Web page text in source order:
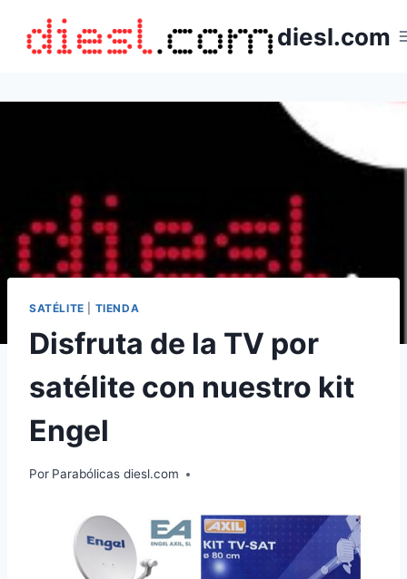
contenido
diesl.com
SATÉLITE TIENDA
Disfruta de la TV por
satélite con nuestro kit
Engel
Por Parabólicas diesl.com